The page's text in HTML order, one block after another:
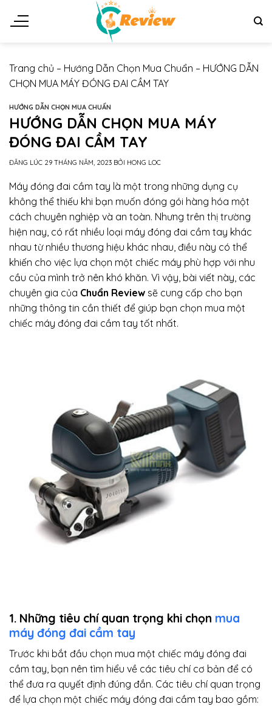
đến
Trang chủ – Hướng Dẫn Chọn Mua Chuẩn – HƯỚNG DẪN
CHỌN MUA MÁY ĐÓNG ĐAI CẦM TAY
HƯỚNG DẪN CHỌN MUA CHUẨN
HƯỚNG DẪN CHỌN MUA MÁY
ĐÓNG ĐAI CẦM TAY
ĐĂNG LÚC 29 THÁNG NĂM, 2023 BỞI HONG LOC
Máy đóng đai cầm tay là một trong những dụng cụ
không thể thiếu khi bạn muốn đóng gói hàng hóa một
cách chuyên nghiệp và an toàn. Nhưng trên thị trường
hiện nay, có rất nhiều loại máy đóng đai cầm tay khác
nhau từ nhiều thương hiệu khác nhau, điều này có thể
khiến cho việc lựa chọn một chiếc máy phù hợp với nhu
cầu của mình trở nên khó khăn. Vì vậy, bài viết này, các
chuyên gia của Chuẩn Review sẽ cung cấp cho bạn
những thông tin cần thiết để giúp bạn chọn mua một
chiếc máy đóng đai cầm tay tốt nhất.
1. Những tiêu chí quan trọng khi chọn mua
máy đóng đai cầm tay
Trước khi bắt đầu chọn mua một chiếc máy đóng đai
cầm tay, bạn nên tìm hiểu về các tiêu chí cơ bản để có
thể đưa ra quyết định đúng đắn. Các tiêu chí quan trọng
để lựa chọn một chiếc máy đóng đai cầm tay bao gồm: